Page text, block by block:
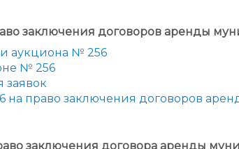
заключения договоров аренды
аукциона № 256
№ 256
заявок
на право заключения договоров
заключения договора аренды